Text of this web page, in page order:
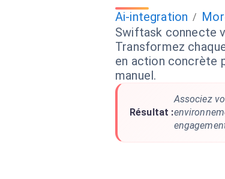
Ai-integration /
Swiftask connecte
Transformez
en action concrète
manuel.
Résultat :
Associez